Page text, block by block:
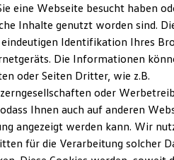
Lebensdauer
6
Versionen und Updates
zu Ihrem ID.
eine Webseite besucht haben
Inhalte genutzt worden sind.
Identifikation Ihres
Die Informationen
oder Seiten Dritter, wie z.B.
oder
Ihnen auch auf anderen
angezeigt werden kann. Wir
für die Verarbeitung solcher